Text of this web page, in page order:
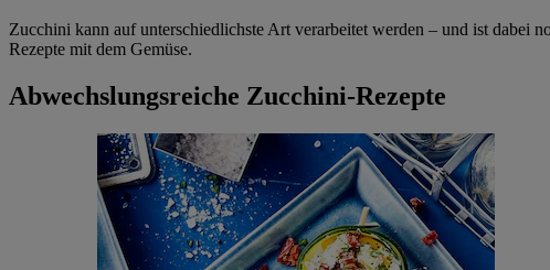
Zucchini kann auf unterschiedlichste Art verarbeitet werden – und ist dabei
Rezepte mit dem Gemüse.
Abwechslungsreiche Zucchini-Rezepte